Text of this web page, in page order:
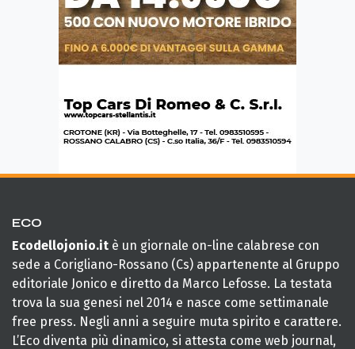
ECO
Ecodellojonio.it è un giornale on-line calabrese con
sede a Corigliano-Rossano (Cs) appartenente al Gruppo
editoriale Jonico e diretto da Marco Lefosse. La testata
trova la sua genesi nel 2014 e nasce come settimanale
free press. Negli anni a seguire muta spirito e carattere.
L’Eco diventa più dinamico, si attesta come web journal,